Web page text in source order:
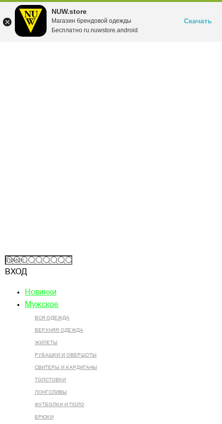
NUW.store
Магазин брендовой одежды
Бесплатно ru.nuwstore.android
Скачать
ВХОД
Новинки
Мужское
ВСЯ ОДЕЖДА
ВЕРХНЯЯ ОДЕЖДА
ЖИЛЕТЫ
РУБАШКИ И ОВЕРШОТЫ
СВИТЕРЫ И КАРДИГАНЫ
ТОЛСТОВКИ
ЛОНГСЛИВЫ
ФУТБОЛКИ И ПОЛО
БРЮКИ